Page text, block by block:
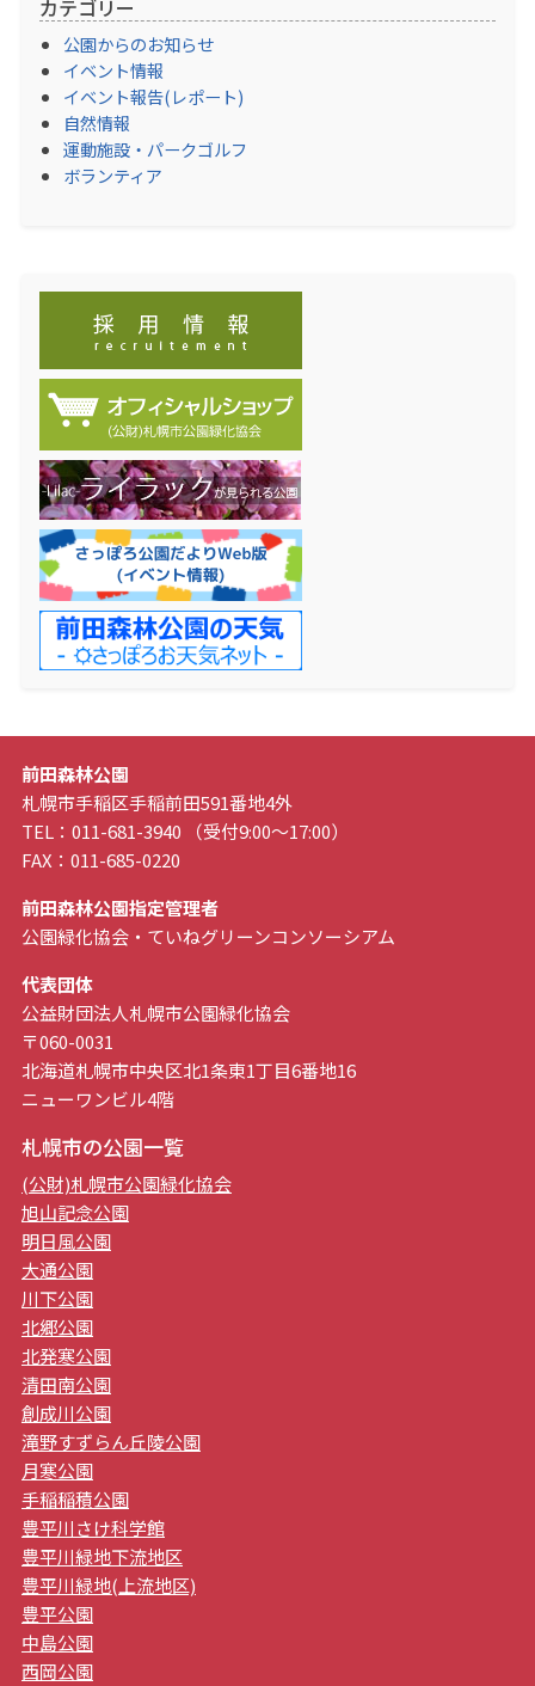
カテゴリー
公園からのお知らせ
イベント情報
イベント報告(レポート)
自然情報
運動施設・パークゴルフ
ボランティア
前田森林公園
札幌市手稲区手稲前田591番地4外
TEL：011-681-3940 （受付9:00～17:00）
FAX：011-685-0220
前田森林公園指定管理者
公園緑化協会・ていねグリーンコンソーシアム
代表団体
公益財団法人札幌市公園緑化協会
〒060-0031
北海道札幌市中央区北1条東1丁目6番地16
ニューワンビル4階
札幌市の公園一覧
(公財)札幌市公園緑化協会
旭山記念公園
明日風公園
大通公園
川下公園
北郷公園
北発寒公園
清田南公園
創成川公園
滝野すずらん丘陵公園
月寒公園
手稲稲積公園
豊平川さけ科学館
豊平川緑地下流地区
豊平川緑地(上流地区)
豊平公園
中島公園
西岡公園